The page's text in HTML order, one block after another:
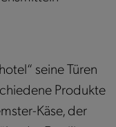
seine Türen
Produkte
Käse, der